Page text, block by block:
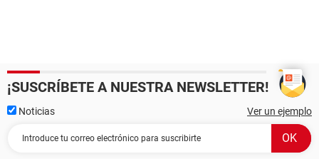
¡SUSCRÍBETE A NUESTRA NEWSLETTER!
Noticias Ver un ejemplo